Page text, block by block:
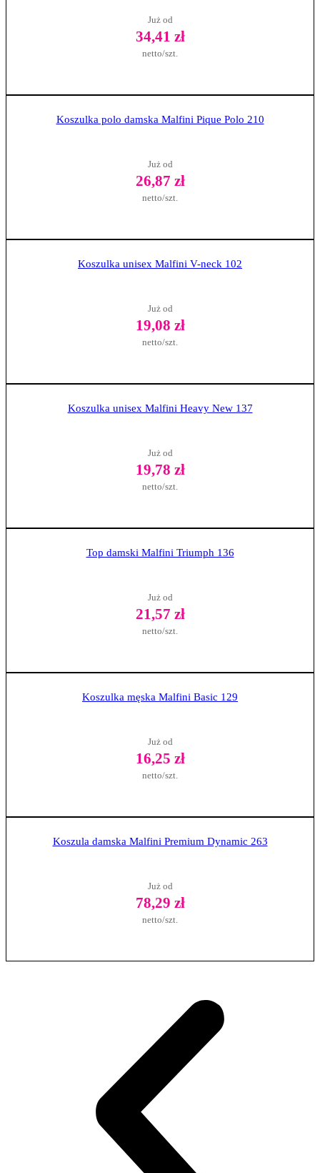
Już od
34,41 zł
netto/szt.
Koszulka polo damska Malfini Pique Polo 210
Już od
26,87 zł
netto/szt.
Koszulka unisex Malfini V-neck 102
Już od
19,08 zł
netto/szt.
Koszulka unisex Malfini Heavy New 137
Już od
19,78 zł
netto/szt.
Top damski Malfini Triumph 136
Już od
21,57 zł
netto/szt.
Koszulka męska Malfini Basic 129
Już od
16,25 zł
netto/szt.
Koszula damska Malfini Premium Dynamic 263
Już od
78,29 zł
netto/szt.